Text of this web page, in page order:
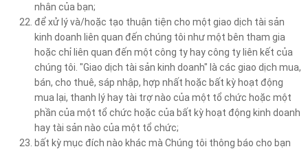
nhân của bạn;
để xử lý và/hoặc tạo thuận tiện cho một giao dịch tài sản
kinh doanh liên quan đến chúng tôi như một bên tham gia
hoặc chỉ liên quan đến một công ty hay công ty liên kết của
chúng tôi. "Giao dịch tài sản kinh doanh" là các giao dịch mua,
bán, cho thuê, sáp nhập, hợp nhất hoặc bất kỳ hoạt động
mua lại, thanh lý hay tài trợ nào của một tổ chức hoặc một
phần của một tổ chức hoặc của bất kỳ hoạt động kinh doanh
hay tài sản nào của một tổ chức;
bất kỳ mục đích nào khác mà Chúng tôi thông báo cho bạn